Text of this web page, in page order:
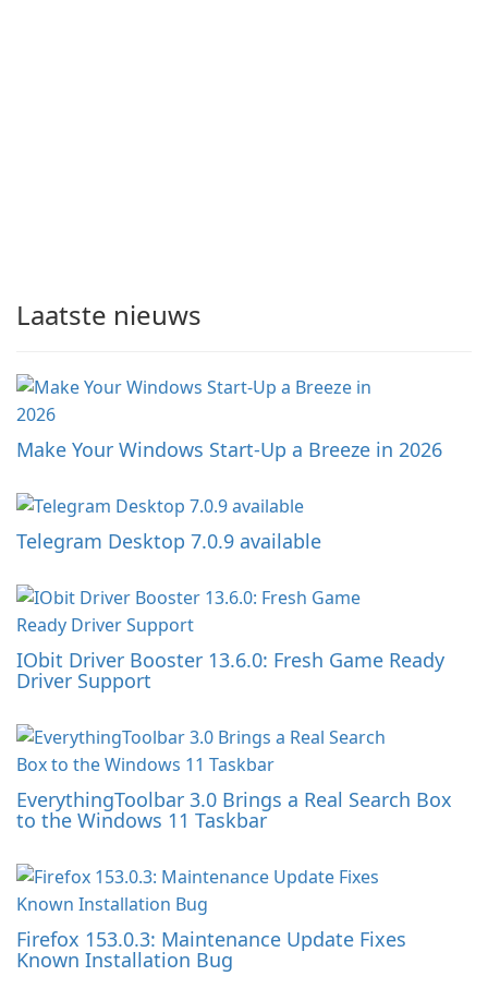
Laatste nieuws
Make Your Windows Start-Up a Breeze in 2026
Telegram Desktop 7.0.9 available
IObit Driver Booster 13.6.0: Fresh Game Ready
Driver Support
EverythingToolbar 3.0 Brings a Real Search Box
to the Windows 11 Taskbar
Firefox 153.0.3: Maintenance Update Fixes
Known Installation Bug